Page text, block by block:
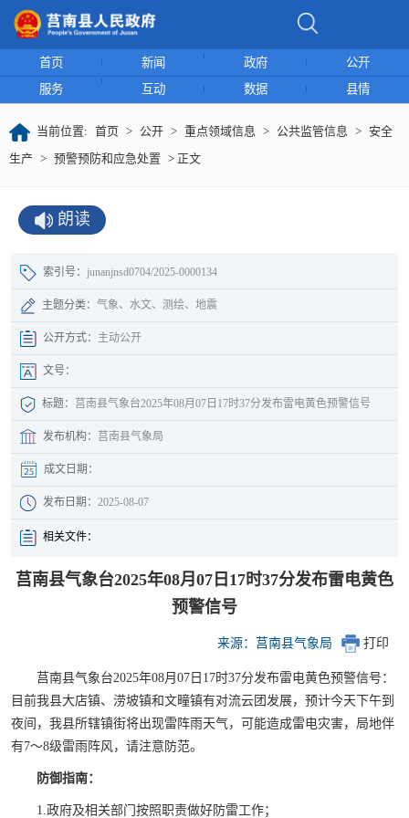
首页 新闻 政府
公开
服务
互动 数据 县情
当前位置: 首页 > 公开 > 重点领域信息 > 公共监管信息 > 安全
生产 > 预警预防和应急处置 > 正文
朗读
索引号： junanjnsd0704/2025-0000134
主题分类： 气象、水文、测绘、地震
公开方式： 主动公开
文号：
标题： 莒南县气象台2025年08月07日17时37分发布雷电黄色预警信号
发布机构： 莒南县气象局
成文日期：
发布日期： 2025-08-07
相关文件：
莒南县气象台2025年08月07日17时37分发布雷电黄色
预警信号
来源：莒南县气象局 打印
莒南县气象台2025年08月07日17时37分发布雷电黄色预警信号：
目前我县大店镇、涝坡镇和文疃镇有对流云团发展，预计今天下午到
夜间，我县所辖镇街将出现雷阵雨天气，可能造成雷电灾害，局地伴
有7～8级雷雨阵风，请注意防范。
防御指南：
1.政府及相关部门按照职责做好防雷工作；